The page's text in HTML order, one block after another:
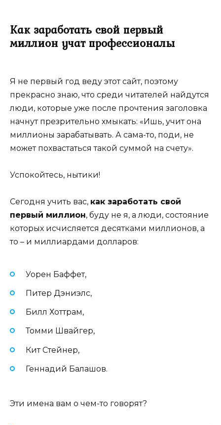
Как заработать свой первый
миллион учат профессионалы
Я не первый год веду этот сайт, поэтому
прекрасно знаю, что среди читателей найдутся
люди, которые уже после прочтения заголовка
начнут презрительно хмыкать: «Ишь, учит она
миллионы зарабатывать. А сама-то, поди, не
может похвастаться такой суммой на счету».
Успокойтесь, нытики!
Сегодня учить вас, как заработать свой
первый миллион, буду не я, а люди, состояние
которых исчисляется десятками миллионов, а
то – и миллиардами долларов:
Уорен Баффет,
Питер Дэниэлс,
Билл Хоттрам,
Томми Швайгер,
Кит Стейнер,
Геннадий Балашов.
Эти имена вам о чем-то говорят?